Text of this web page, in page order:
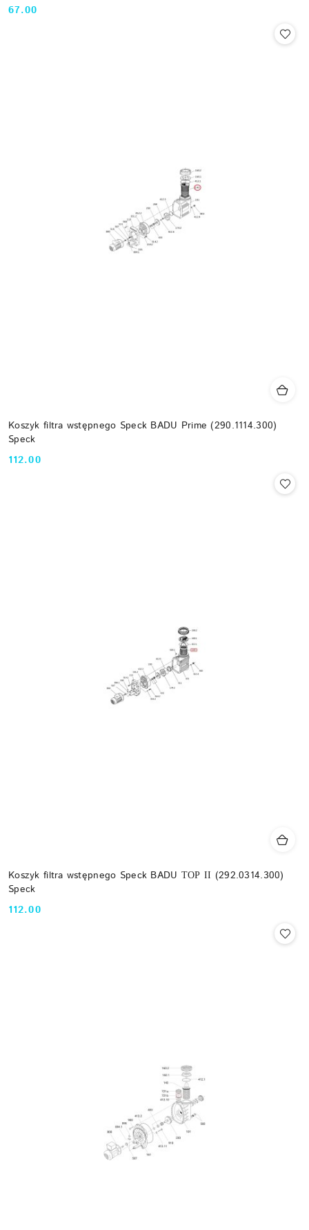
Cena:
67.00
Koszyk filtra wstępnego Speck BADU Prime (290.1114.300)
Speck
Cena:
112.00
Koszyk filtra wstępnego Speck BADU ТОР ІІ (292.0314.300)
Speck
Cena:
112.00